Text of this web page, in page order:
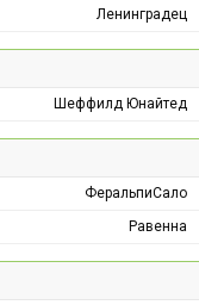
Ленинградец
Шеффилд Юнайтед
ФеральпиСало
Равенна